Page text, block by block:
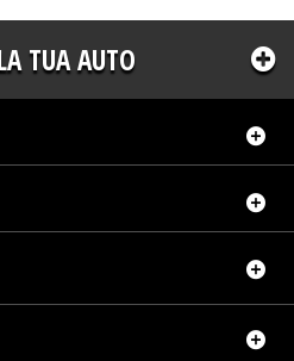
TUA AUTO